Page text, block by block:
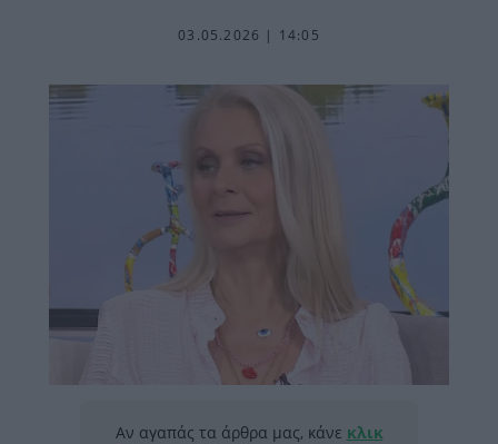
03.05.2026 | 14:05
Αν αγαπάς τα άρθρα μας, κάνε κλικ